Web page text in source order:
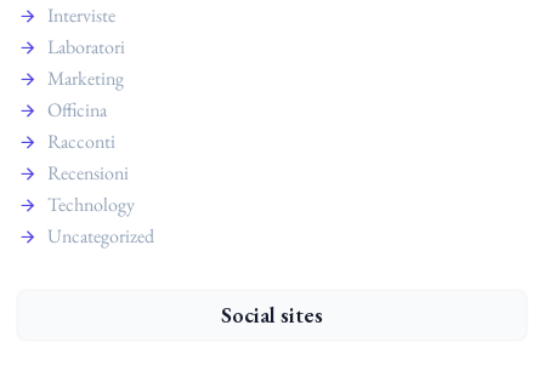
Interviste
Laboratori
Marketing
Officina
Racconti
Recensioni
Technology
Uncategorized
Social sites